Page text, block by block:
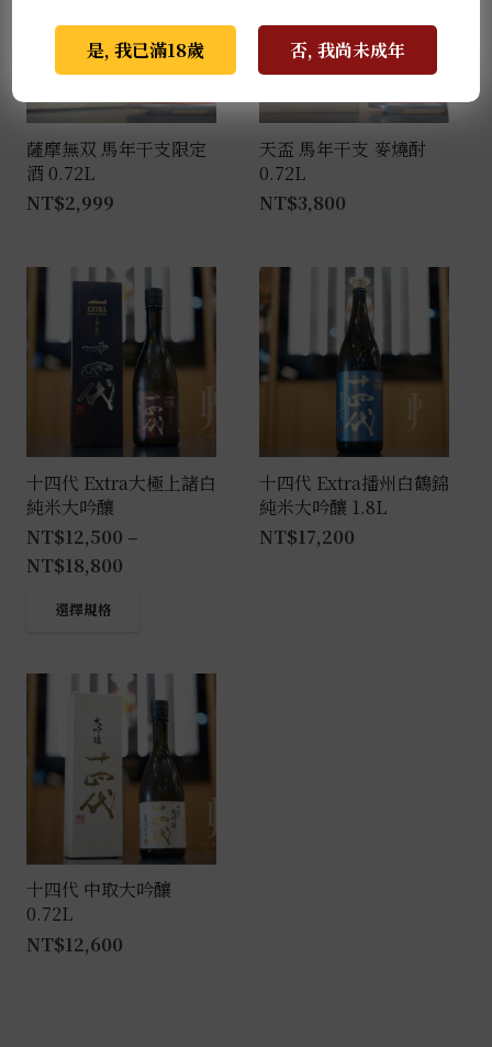
薩摩無双 馬年干支限定
酒 0.72L
NT$2,999
天盃 馬年干支 麥燒酎
0.72L
NT$3,800
十四代 Extra大極上諸白
純米大吟釀
NT$12,500 –
NT$18,800
選擇規格
多
式。
在
產
十四代 Extra播州白鶴錦
純米大吟釀 1.8L
NT$17,200
十四代 中取大吟釀
0.72L
NT$12,600
是, 我已滿18歲 否, 我尚未成年